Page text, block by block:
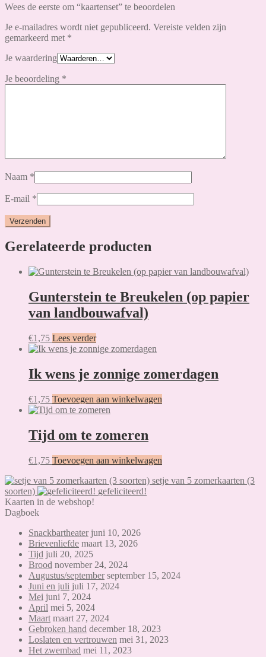
Wees de eerste om “kaartenset” te beoordelen
Je e-mailadres wordt niet gepubliceerd. Vereiste velden zijn
gemarkeerd met *
Je waardering
Je beoordeling *
Naam *
E-mail *
Gerelateerde producten
Gunterstein te Breukelen (op papier
van landbouwafval)
€1,75 Lees verder
Ik wens je zonnige zomerdagen
€1,75 Toevoegen aan winkelwagen
Tijd om te zomeren
€1,75 Toevoegen aan winkelwagen
setje van 5 zomerkaarten (3
soorten)
gefeliciteerd!
Kaarten in de webshop!
Dagboek
Snackbartheater juni 10, 2026
Brievenliefde maart 13, 2026
Tijd juli 20, 2025
Brood november 24, 2024
Augustus/september september 15, 2024
Juni en juli juli 17, 2024
Mei juni 7, 2024
April mei 5, 2024
Maart maart 27, 2024
Gebroken hand december 18, 2023
Loslaten en vertrouwen mei 31, 2023
Het zwembad mei 11, 2023